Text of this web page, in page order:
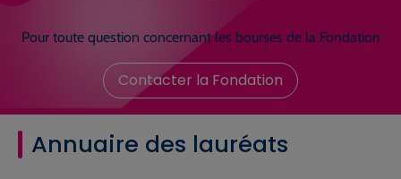
Pour toute question concernant les bourses de la Fondation
Contacter la Fondation
Annuaire des lauréats